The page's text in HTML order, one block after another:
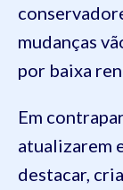
mudanças
por baixa
Em
atualizarem
destacar,